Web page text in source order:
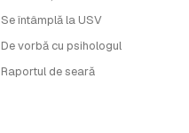
Se întâmplă la USV
De vorbă cu psihologul
Raportul de seară